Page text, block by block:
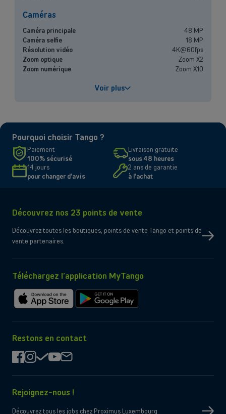
Caméras
Caméra principale
48 MP
Caméra selfie
18 MP
Résolution vidéo
4K@60fps
Zoom optique
Zoom X2
Zoom numérique
Zoom X10
Chargement rapide
Jusqu'à 50% en 30 minutes
Écran
Taille et résolution
6.5" - 2736 x 1260 pixels
Type d'écran
Super Retina XDR
Type de SIM
eSIM uniquement
Oui
Port micro-SD
Bluetooth
Oui
NFC
Contenu de la boîte
Câble de chargement
Voir plus
Pourquoi choisir Tango ?
Paiement
100% sécurisé
Livraison gratuite
sous 48 heures
14 jours
pour changer d'avis
2 ans de garantie
à l'achat
Découvrez nos 23 points de vente
Découvrez toutes les boutiques, points de vente Tango et points de
vente partenaires.
Téléchargez l’application MyTango
sur
Store
sur
Play
Restons en contact
facebook
instagram
checkyoutube
mail
Rejoignez-nous !
Découvrez tous les jobs chez Proximus Luxembourg